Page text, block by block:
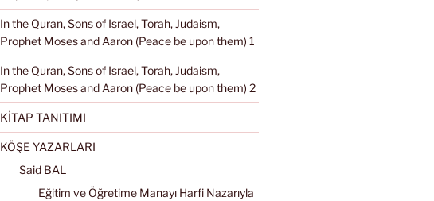
In the Quran, Sons of Israel, Torah, Judaism,
Prophet Moses and Aaron (Peace be upon them) 1
In the Quran, Sons of Israel, Torah, Judaism,
Prophet Moses and Aaron (Peace be upon them) 2
KİTAP TANITIMI
KÖŞE YAZARLARI
Said BAL
Eğitim ve Öğretime Manayı Harfi Nazarıyla